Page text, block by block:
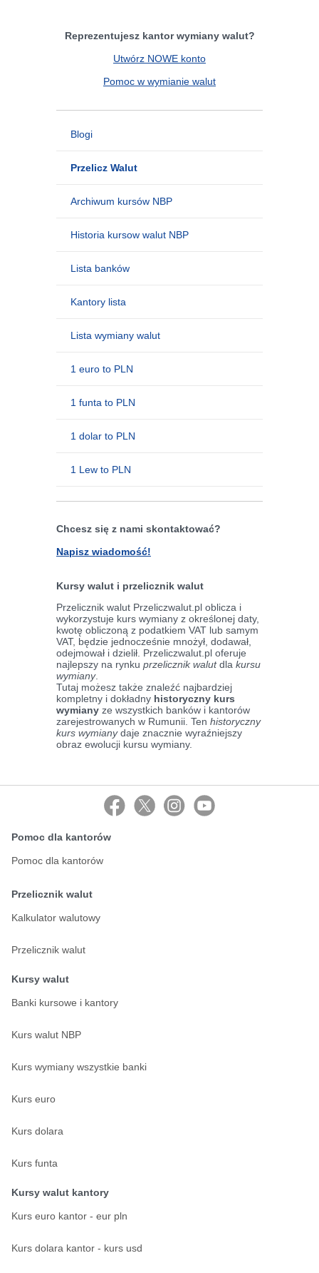
Reprezentujesz kantor wymiany walut?
Utwórz NOWE konto
Pomoc w wymianie walut
Blogi
Przelicz Walut
Archiwum kursów NBP
Historia kursow walut NBP
Lista banków
Kantory lista
Lista wymiany walut
1 euro to PLN
1 funta to PLN
1 dolar to PLN
1 Lew to PLN
Chcesz się z nami skontaktować?
Napisz wiadomość!
Kursy walut i przelicznik walut
Przelicznik walut Przeliczwalut.pl oblicza i
wykorzystuje kurs wymiany z określonej daty,
kwotę obliczoną z podatkiem VAT lub samym
VAT, będzie jednocześnie mnożył, dodawał,
odejmował i dzielił. Przeliczwalut.pl oferuje
najlepszy na rynku przelicznik walutdla kursu
wymiany.
Tutaj możesz także znaleźć najbardziej
kompletny i dokładny historyczny kurs
wymiany ze wszystkich banków i kantorów
zarejestrowanych w Rumunii. Ten historyczny
kurs wymianydaje znacznie wyraźniejszy
obraz ewolucji kursu wymiany.
Pomoc dla kantorów
Pomoc dla kantorów
Przelicznik walut
Kalkulator walutowy
Przelicznik walut
Kursy walut
Banki kursowe i kantory
Kurs walut NBP
Kurs wymiany wszystkie banki
Kurs euro
Kurs dolara
Kurs funta
Kursy walut kantory
Kurs euro kantor - eur pln
Kurs dolara kantor - kurs usd